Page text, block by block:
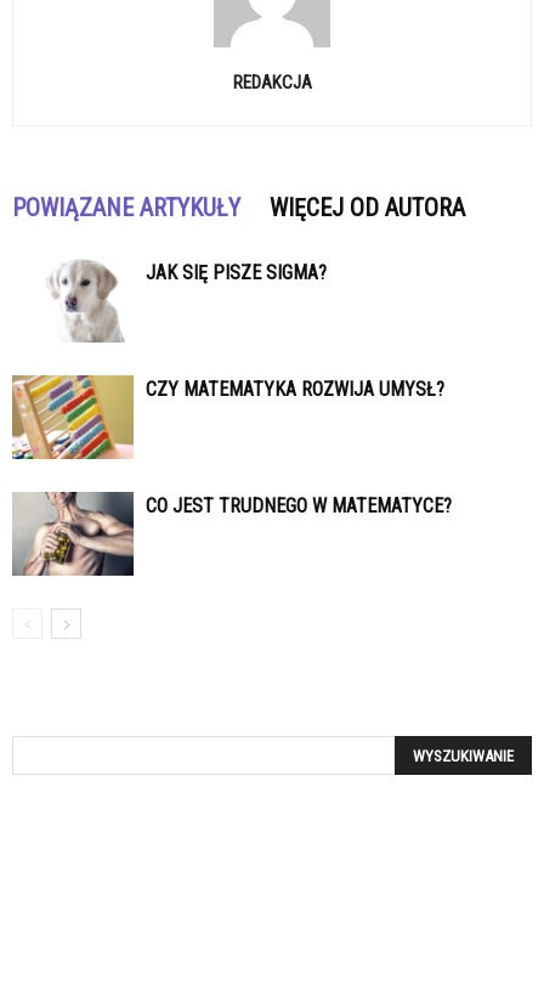
REDAKCJA
POWIĄZANE ARTYKUŁY WIĘCEJ OD AUTORA
JAK SIĘ PISZE SIGMA?
CZY MATEMATYKA ROZWIJA UMYSŁ?
CO JEST TRUDNEGO W MATEMATYCE?